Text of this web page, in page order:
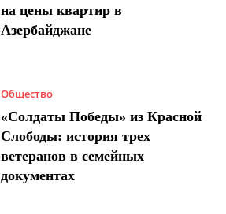
на цены квартир в
Азербайджане
Общество
«Солдаты Победы» из Красной
Слободы: история трех
ветеранов в семейных
документах